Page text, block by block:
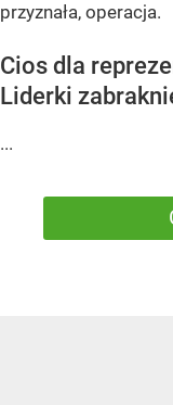
przyznała, operacja.
Cios dla
Liderki
...